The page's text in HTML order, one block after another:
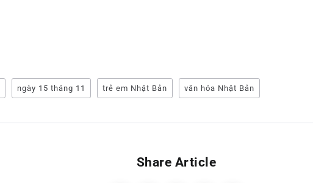
ngày 15 tháng 11 trẻ em Nhật Bản văn hóa Nhật Bản
Share Article